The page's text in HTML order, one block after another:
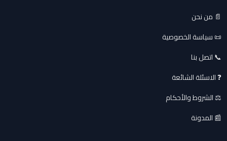
📄 من نحن
📜 سياسة الخصوصية
📞 اتصل بنا
❓ الاسئلة الشائعة
⚖️ الشروط والأحكام
📰 المدونة